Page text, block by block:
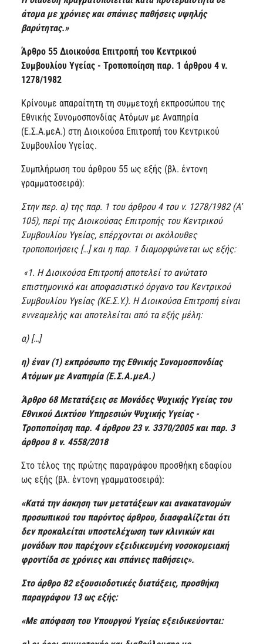
άτομα με χρόνιες και σπάνιες παθήσεις υψηλής
βαρύτητας.»
Άρθρο 55 Διοικούσα Επιτροπή του Κεντρικού
Συμβουλίου Υγείας - Τροποποίηση παρ. 1 άρθρου 4 ν.
1278/1982
Κρίνουμε απαραίτητη τη συμμετοχή εκπροσώπου της
Εθνικής Συνομοσπονδίας Ατόμων με Αναπηρία
(Ε.Σ.Α.μεΑ.) στη Διοικούσα Επιτροπή του Κεντρικού
Συμβουλίου Υγείας.
Συμπλήρωση του άρθρου 55 ως εξής (βλ. έντονη
γραμματοσειρά):
Στην περ. α) της παρ. 1 του άρθρου 4 του ν. 1278/1982 (Α’
105), περί της Διοικούσας Επιτροπής του Κεντρικού
Συμβουλίου Υγείας, επέρχονται οι ακόλουθες
τροποποιήσεις […] και η παρ. 1 διαμορφώνεται ως εξής:
«1. Η Διοικούσα Επιτροπή αποτελεί το ανώτατο
επιστημονικό και αποφασιστικό όργανο του Κεντρικού
Συμβουλίου Υγείας (ΚΕ.Σ.Υ.). Η Διοικούσα Επιτροπή είναι
εννεαμελής και αποτελείται από τα εξής μέλη:
α) […]
η) έναν (1) εκπρόσωπο της Εθνικής Συνομοσπονδίας
Ατόμων με Αναπηρία (Ε.Σ.Α.μεΑ.)
Άρθρο 68 Μετατάξεις σε Μονάδες Ψυχικής Υγείας του
Εθνικού Δικτύου Υπηρεσιών Ψυχικής Υγείας -
Τροποποίηση παρ. 4 άρθρου 23 ν. 3370/2005 και παρ. 3
άρθρου 8 ν. 4558/2018
Στο τέλος της πρώτης παραγράφου προσθήκη εδαφίου
ως εξής (βλ. έντονη γραμματοσειρά):
«Κατά την άσκηση των μετατάξεων και ανακατανομών
προσωπικού του παρόντος άρθρου, διασφαλίζεται ότι
δεν προκαλείται υποστελέχωση των κλινικών και
μονάδων που παρέχουν εξειδικευμένη νοσοκομειακή
φροντίδα σε χρόνιες και σπάνιες παθήσεις».
Στο άρθρο 82 εξουσιοδοτικές διατάξεις, προσθήκη
παραγράφου 13 ως εξής:
«Με απόφαση του Υπουργού Υγείας εξειδικεύονται: